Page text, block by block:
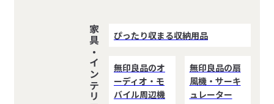
ぴったり収まる収納用品
無印良品のオ
ーディオ・モ
バイル周辺機
無印良品の扇
風機・サーキ
ュレーター